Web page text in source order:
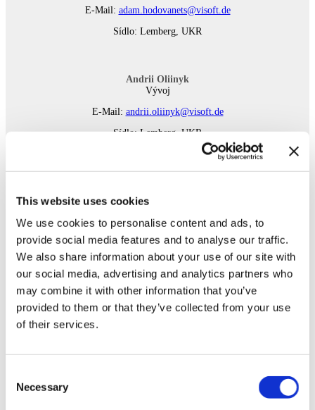
This website uses cookies
We use cookies to personalise content and ads, to
provide social media features and to analyse our traffic.
We also share information about your use of our site with
our social media, advertising and analytics partners who
may combine it with other information that you’ve
provided to them or that they’ve collected from your use
of their services.
Selection
Necessary
E-Mail: adam.hodovanets@visoft.de
Sídlo: Lemberg, UKR
Andrii Oliinyk
Vývoj
E-Mail: andrii.oliinyk@visoft.de
Sídlo: Lemberg, UKR
Sídlo: Lemberg, UKR
Liliya Trofymenko, Dipl.-Math.
Vývoj
E-Mail:liliya.trofymenko@visoft.de